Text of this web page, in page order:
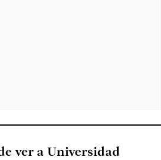
ver a Universidad